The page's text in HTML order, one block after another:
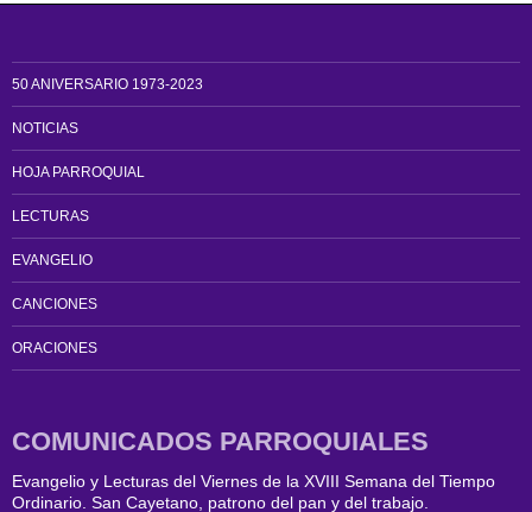
50 ANIVERSARIO 1973-2023
NOTICIAS
HOJA PARROQUIAL
LECTURAS
EVANGELIO
CANCIONES
ORACIONES
COMUNICADOS PARROQUIALES
Evangelio y Lecturas del Viernes de la XVIII Semana del Tiempo
Ordinario. San Cayetano, patrono del pan y del trabajo.